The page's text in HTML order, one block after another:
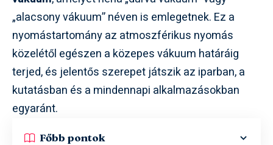
„alacsony vákuum” néven is emlegetnek. Ez a
nyomástartomány az atmoszférikus nyomás
közelétől egészen a közepes vákuum határáig
terjed, és jelentős szerepet játszik az iparban, a
kutatásban és a mindennapi alkalmazásokban
egyaránt.
Főbb pontok